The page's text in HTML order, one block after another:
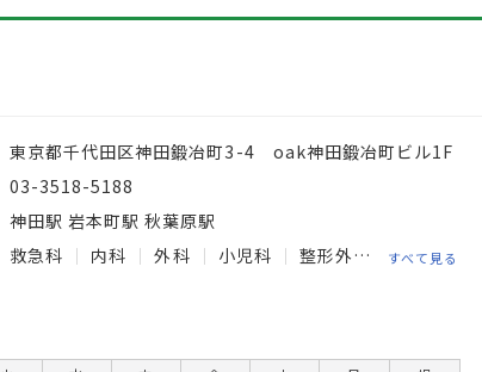
東京都千代田区神田鍛冶町3-4 oak神田鍛冶町ビル1F
03-3518-5188
神田駅 岩本町駅 秋葉原駅
救急科
内科 外科 小児科 整形外科 脳神経外科
すべて見る